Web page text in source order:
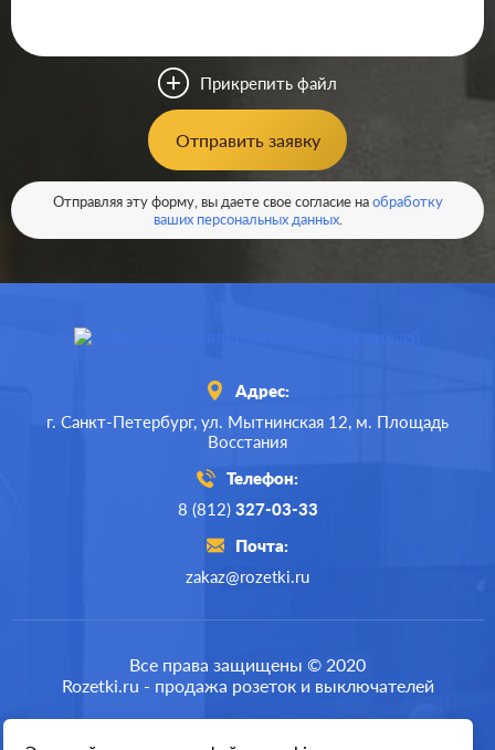
пластмасса
Кол-во клавиш:
Подсветка: без подсветки
254Р
В корзину
Производ.: Schneider Electric
Atlas Design
Отправить заявку
Прикрепить файл
Отправляя эту форму, вы даете свое согласие наобработку
ваших персональных данных.
Адрес:
г. Санкт-Петербург, ул. Мытнинская 12, м. Площадь
Восстания
Телефон:
8 (812) 327-03-33
Почта:
zakaz@rozetki.ru
Все права защищены © 2020
Rozetki.ru - продажа розеток и выключателей